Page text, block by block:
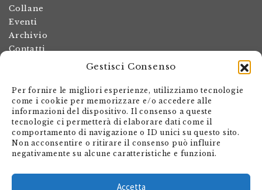
Gestisci Consenso
Per fornire le migliori esperienze, utilizziamo tecnologie
come i cookie per memorizzare e/o accedere alle
informazioni del dispositivo. Il consenso a queste
tecnologie ci permetterà di elaborare dati come il
comportamento di navigazione o ID unici su questo sito.
Non acconsentire o ritirare il consenso può influire
negativamente su alcune caratteristiche e funzioni.
Accetta
Collane
Eventi
Archivio
Contatti
Termini e condizioni
Spese di spedizione
Politica dei resi
Informativa sulla privacy
Il mio account
Carrello
Via Giovanni Antonio Orelli 29